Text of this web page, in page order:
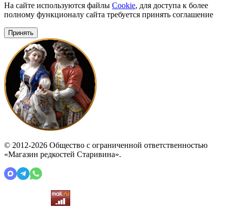
На сайте используются файлы Cookie, для доступа к более
полному функционалу сайта требуется принять соглашение
Принять
© 2012-2026 Общество с ограниченной ответственностью
«Магазин редкостей Старивина».